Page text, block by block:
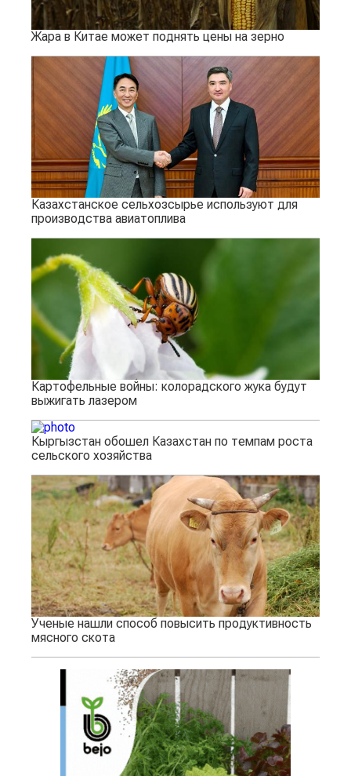
Жара в Китае может поднять цены на зерно
Казахстанское сельхозсырье используют для
производства авиатоплива
Картофельные войны: колорадского жука будут
выжигать лазером
Кыргызстан обошел Казахстан по темпам роста
сельского хозяйства
Ученые нашли способ повысить продуктивность
мясного скота